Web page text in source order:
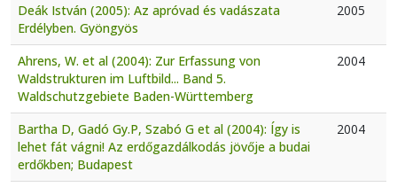
Deák István (2005): Az apróvad és vadászata
Erdélyben. Gyöngyös
2005
Ahrens, W. et al (2004): Zur Erfassung von
Waldstrukturen im Luftbild... Band 5.
Waldschutzgebiete Baden-Württemberg
2004
Bartha D, Gadó Gy.P, Szabó G et al (2004): Így is
lehet fát vágni! Az erdőgazdálkodás jövője a budai
erdőkben; Budapest
2004